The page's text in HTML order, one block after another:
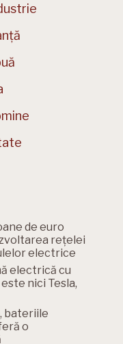
de euro
rețelei
electrice
electrică cu
nici Tesla,
bateriile
o